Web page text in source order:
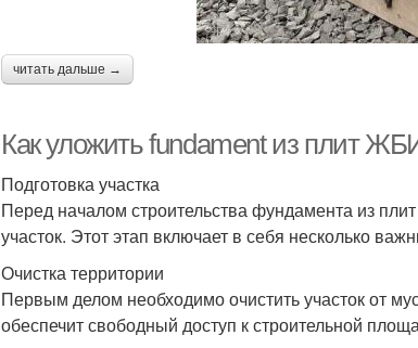
читать дальше →
Как уложить fundament из плит
Подготовка участка
Перед началом строительства фундамента из
участок. Этот этап включает в себя несколько
Очистка территории
Первым делом необходимо очистить участок от
обеспечит свободный доступ к строительной